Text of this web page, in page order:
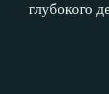
глубокого